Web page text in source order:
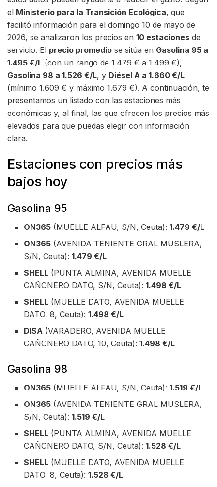
el Ministerio para la Transición Ecológica, que
facilitó información para el domingo 10 de mayo de
2026, se analizaron los precios en 10 estaciones de
servicio. El precio promedio se sitúa en Gasolina 95 a
1.495 €/L (con un rango de 1.479 € a 1.499 €),
Gasolina 98 a 1.526 €/L, y Diésel A a 1.660 €/L
(mínimo 1.609 € y máximo 1.679 €). A continuación, te
presentamos un listado con las estaciones más
económicas y, al final, las que ofrecen los precios más
elevados para que puedas elegir con información
clara.
Estaciones con precios más
bajos hoy
Gasolina 95
ON365 (MUELLE ALFAU, S/N, Ceuta):1.479 €/L
ON365 (AVENIDA TENIENTE GRAL MUSLERA,
S/N, Ceuta):1.479 €/L
SHELL (PUNTA ALMINA, AVENIDA MUELLE
CAÑONERO DATO, S/N, Ceuta):1.498 €/L
SHELL (MUELLE DATO, AVENIDA MUELLE
DATO, 8, Ceuta):1.498 €/L
DISA (VARADERO, AVENIDA MUELLE
CAÑONERO DATO, 10, Ceuta):1.498 €/L
Gasolina 98
ON365 (MUELLE ALFAU, S/N, Ceuta):1.519 €/L
ON365 (AVENIDA TENIENTE GRAL MUSLERA,
S/N, Ceuta):1.519 €/L
SHELL (PUNTA ALMINA, AVENIDA MUELLE
CAÑONERO DATO, S/N, Ceuta):1.528 €/L
SHELL (MUELLE DATO, AVENIDA MUELLE
DATO, 8, Ceuta):1.528 €/L